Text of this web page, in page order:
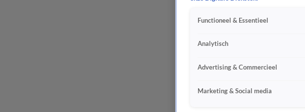
Functioneel & Essentieel
Analytisch
Advertising & Commercieel
Marketing & Social media